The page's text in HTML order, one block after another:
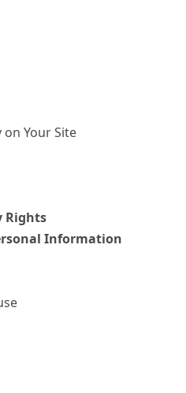
on Your Site
Rights
Information